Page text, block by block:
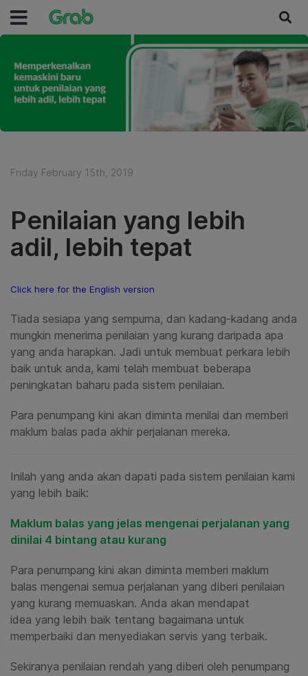
Friday February 15th, 2019
Penilaian yang lebih
adil, lebih tepat
Click here for the English version
Tiada sesiapa yang sempurna, dan kadang-kadang anda
mungkin menerima penilaian yang kurang daripada apa
yang anda harapkan. Jadi untuk membuat perkara lebih
baik untuk anda, kami telah membuat beberapa
peningkatan baharu pada sistem penilaian.
Para penumpang kini akan diminta menilai dan memberi
maklum balas pada akhir perjalanan mereka.
Inilah yang anda akan dapati pada sistem penilaian kami
yang lebih baik:
Maklum balas yang jelas mengenai perjalanan yang
dinilai 4 bintang atau kurang
Para penumpang kini akan diminta memberi maklum
balas mengenai semua perjalanan yang diberi penilaian
yang kurang memuaskan. Anda akan mendapat
idea yang lebih baik tentang bagaimana untuk
memperbaiki dan menyediakan servis yang terbaik.
Sekiranya penilaian rendah yang diberi oleh penumpang